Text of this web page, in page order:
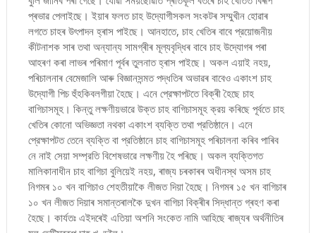
প্ৰভাৱ পেলাইছে। ইয়াৰ ফলত চাহ উদ্যোগীসকল সংকটৰ সম্মুখীন হোৱাৰ
লগতে চাহৰ উৎপাদন হ্ৰাস পাইছে। আনহাতে, চাহ খেতিৰ বাবে প্রয়োজনীয়
কীটনাশক সাৰ তথা অন্যান্য সামগ্ৰীৰ মূল্যবৃদ্ধিৰ বাবে চাহ উদ্যোগৰ পৰা
আহৰণ কৰা লাভৰ পৰিমাণ পূৰ্বৰ তুলনাত হ্ৰাস পাইছে। অকল এয়াই নহয়,
পৰিচালনাৰ বেমেজালি আৰু বিজ্ঞানসন্মত পদ্ধতিৰ অভাৱৰ বাবেও একাংশ চাহ
উদ্যোগী পিচ হুঁহকিবলগীয়া হৈছে। এনে প্রেক্ষাপটতে বিক্ৰী হৈছে চাহ
বাগিচাসমূহ। কিন্তু লক্ষণীয়ভাৱে উক্ত চাহ বাগিচাসমূহ ক্রয় কৰিছে পূৰ্বতে চাহ
খেতিৰ কোনো অভিজ্ঞতা নথকা একাংশ ব্যক্তি তথা প্রতিষ্ঠানে। এনে
প্রেক্ষাপটত তেনে ব্যক্তি বা প্রতিষ্ঠানে চাহ বাগিচাসমূহ পৰিচালনা কৰিব পাৰিব
নে নাই সেয়া সম্প্রতি বিশেষভাৱে লক্ষণীয় হৈ পৰিছে। অকল ব্যক্তিগত
মালিকানাধীন চাহ বাগিচা বুলিয়েই নহয়, ৰাজ্য চৰকাৰৰ অধীনস্থ অসম চাহ
নিগমৰ ১০ খন বাগিচাও শেহতীয়াকৈ লীজত দিয়া হৈছে। নিগমৰ ১৫ খন বাগিচাৰ
১০ খন লীজত দিয়াৰ সমান্তৰালকৈ দুখন বাগিচা বিক্ৰীৰ সিদ্ধান্ত গ্ৰহণ কৰা
হৈছে। কাৰ্যতঃ এইদৰেই এতিয়া অশনি সংকেত নামি আহিছে ৰাজ্যৰ অৰ্থনীতিৰ